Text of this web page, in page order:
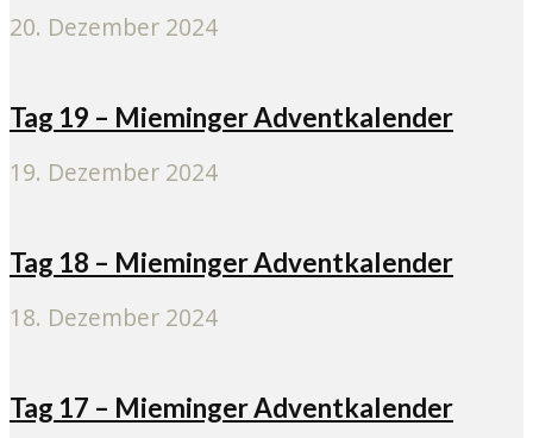
20. Dezember 2024
Tag 19 – Mieminger Adventkalender
19. Dezember 2024
Tag 18 – Mieminger Adventkalender
18. Dezember 2024
Tag 17 – Mieminger Adventkalender